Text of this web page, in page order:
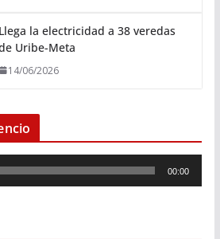
Llega la electricidad a 38 veredas
Uribe-Meta
14/06/2026
00:00